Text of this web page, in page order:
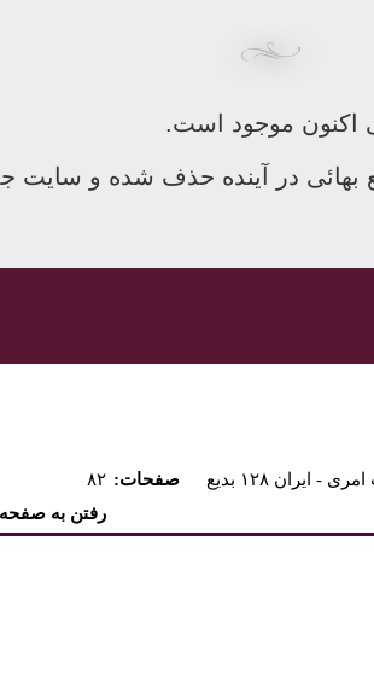
اکنون موجود است.
بهائی در آینده حذف شده و سایت
۸۲ :صفحات ۱۲۸ بديع
رفتن به